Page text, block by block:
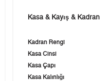
Kasa & Kayış & Kadran
Kadran Rengi
Kasa Cinsi
Kasa Çapı
Kasa Kalınlığı